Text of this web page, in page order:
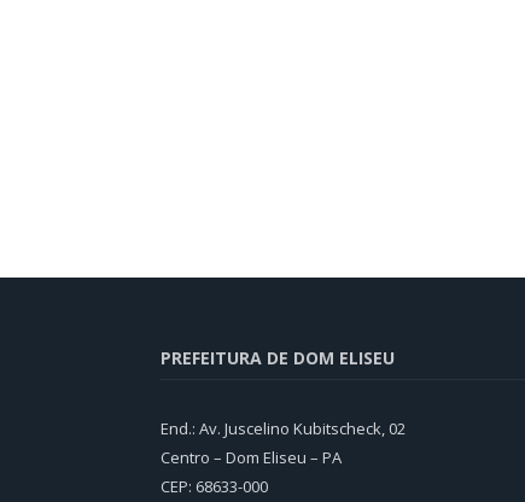
PREFEITURA DE DOM ELISEU
End.: Av. Juscelino Kubitscheck, 02
Centro – Dom Eliseu – PA
CEP: 68633-000